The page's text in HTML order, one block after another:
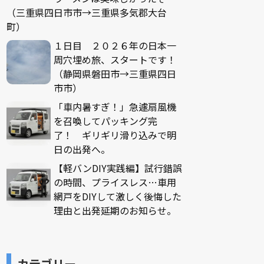
（三重県四日市市→三重県多気郡大台
町）
１日目 ２０２６年の日本一
周穴埋め旅、スタートです！
（静岡県磐田市→三重県四日
市市）
「車内暑すぎ！」急遽扇風機
を召喚してパッキング完
了！ ギリギリ滑り込みで明
日の出発へ。
【軽バンDIY実践編】試行錯誤
の時間、プライスレス…車用
網戸をDIYして激しく後悔した
理由と出発延期のお知らせ。